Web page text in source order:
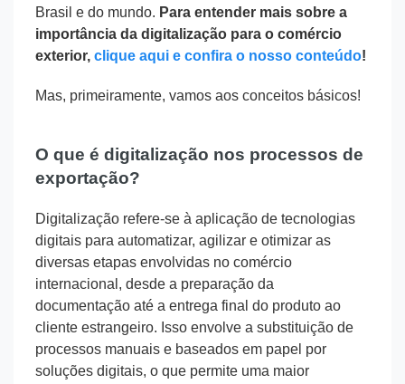
Brasil e do mundo. Para entender mais sobre a
importância da digitalização para o comércio
exterior, clique aqui e confira o nosso conteúdo!
Mas, primeiramente, vamos aos conceitos básicos!
O que é digitalização nos processos de
exportação?
Digitalização refere-se à aplicação de tecnologias
digitais para automatizar, agilizar e otimizar as
diversas etapas envolvidas no comércio
internacional, desde a preparação da
documentação até a entrega final do produto ao
cliente estrangeiro. Isso envolve a substituição de
processos manuais e baseados em papel por
soluções digitais, o que permite uma maior